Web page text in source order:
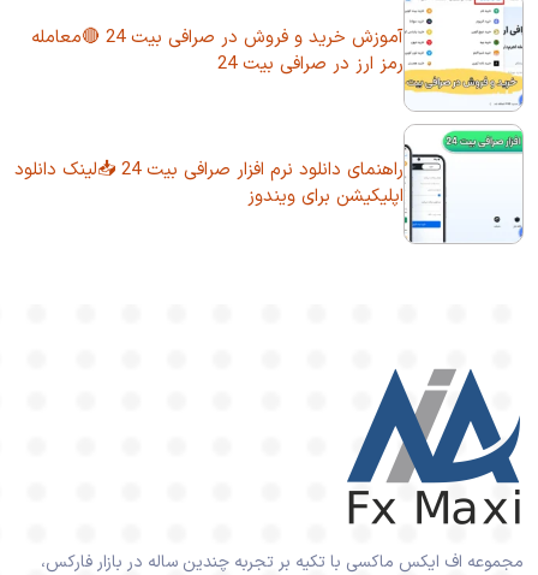
آموزش خرید و فروش در صرافی بیت 24 🔴معامله
رمز ارز در صرافی بیت 24
راهنمای دانلود نرم افزار صرافی بیت 24 📥لینک دانلود
اپلیکیشن برای ویندوز
مجموعه اف ایکس ماکسی با تکیه بر تجربه چندین ساله در بازار فارکس،